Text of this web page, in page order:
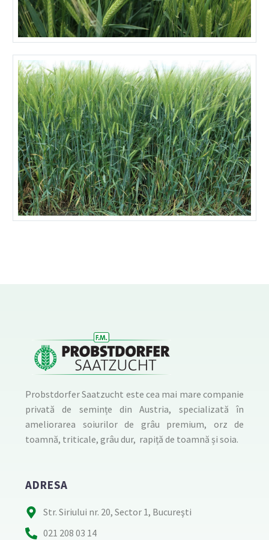
Probstdorfer Saatzucht este cea mai mare companie
privată de semințe din Austria, specializată în
ameliorarea soiurilor de grâu premium, orz de
toamnă, triticale, grâu dur, rapiță de toamnă și soia.
ADRESA
Str. Siriului nr. 20, Sector 1, Bucureşti
021 208 03 14